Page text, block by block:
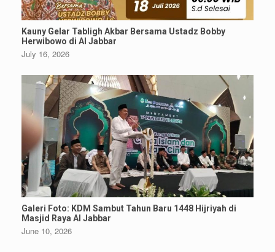
Kauny Gelar Tabligh Akbar Bersama Ustadz Bobby
Herwibowo di Al Jabbar
July 16, 2026
Galeri Foto: KDM Sambut Tahun Baru 1448 Hijriyah di
Masjid Raya Al Jabbar
June 10, 2026